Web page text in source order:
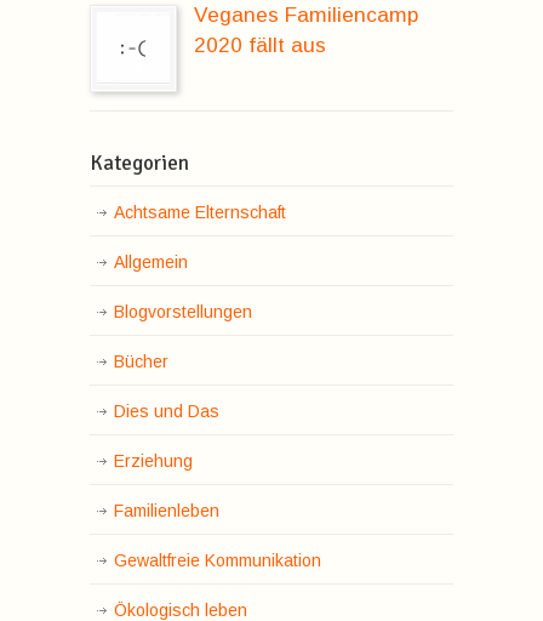
Veganes Familiencamp
2020 fällt aus
Kategorien
Achtsame Elternschaft
Allgemein
Blogvorstellungen
Bücher
Dies und Das
Erziehung
Familienleben
Gewaltfreie Kommunikation
Ökologisch leben